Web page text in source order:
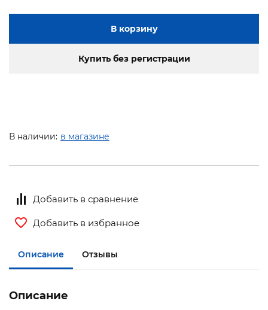
В корзину
Купить без регистрации
В наличии: в магазине
Добавить в сравнение
Добавить в избранное
Описание Отзывы
Описание